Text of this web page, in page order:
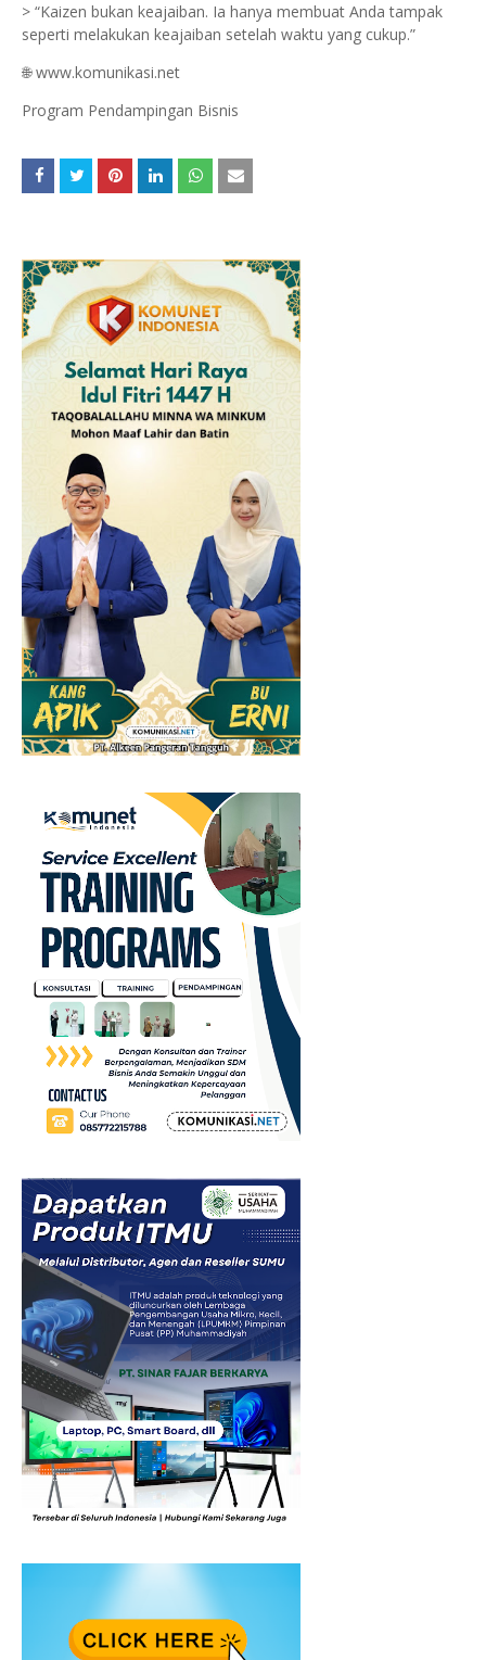
> “Kaizen bukan keajaiban. Ia hanya membuat Anda tampak
seperti melakukan keajaiban setelah waktu yang cukup.”
🌐 www.komunikasi.net
Program Pendampingan Bisnis